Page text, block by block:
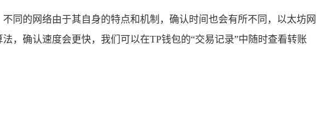
同的网络由于其自身的特点和机制，确认时间也会有所不同，以太坊网
，确认速度会更快，我们可以在TP钱包的“交易记录”中随时查看转账